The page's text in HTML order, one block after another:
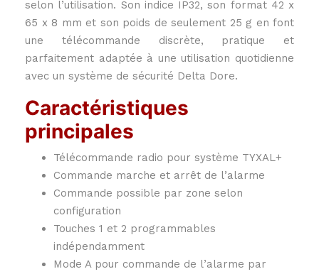
selon l’utilisation. Son indice IP32, son format 42 x
65 x 8 mm et son poids de seulement 25 g en font
une télécommande discrète, pratique et
parfaitement adaptée à une utilisation quotidienne
avec un système de sécurité Delta Dore.
Caractéristiques
principales
Télécommande radio pour système TYXAL+
Commande marche et arrêt de l’alarme
Commande possible par zone selon
configuration
Touches 1 et 2 programmables
indépendamment
Mode A pour commande de l’alarme par